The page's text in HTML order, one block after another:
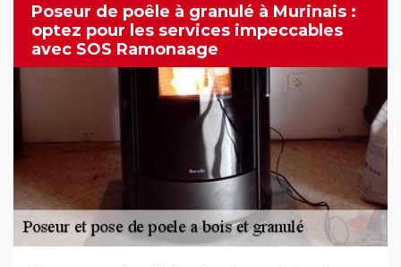
Poseur de poêle à granulé à Murinais :
optez pour les services impeccables
avec SOS Ramonaage